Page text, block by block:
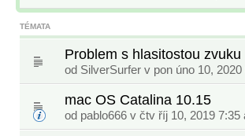
TÉMATA
Problem s hlasitostou zvuku
od SilverSurfer v pon úno 10, 2020
mac OS Catalina 10.15
od pablo666 v čtv říj 10, 2019 7:35